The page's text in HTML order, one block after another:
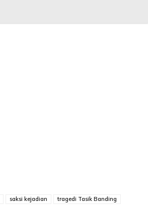
saksi kejadian tragedi Tasik Banding